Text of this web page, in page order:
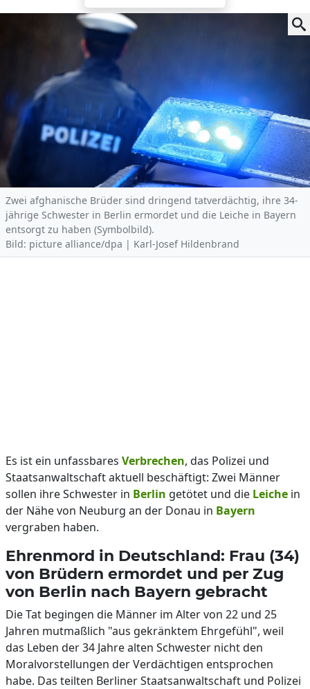
Zwei afghanische Brüder sind dringend tatverdächtig, ihre 34-
jährige Schwester in Berlin ermordet und die Leiche in Bayern
entsorgt zu haben (Symbolbild).
Bild: picture alliance/dpa | Karl-Josef Hildenbrand
Es ist ein unfassbares Verbrechen, das Polizei und
Staatsanwaltschaft aktuell beschäftigt: Zwei Männer
sollen ihre Schwester in Berlin getötet und die Leiche in
der Nähe von Neuburg an der Donau in Bayern
vergraben haben.
Ehrenmord in Deutschland: Frau (34)
von Brüdern ermordet und per Zug
von Berlin nach Bayern gebracht
Die Tat begingen die Männer im Alter von 22 und 25
Jahren mutmaßlich "aus gekränktem Ehrgefühl", weil
das Leben der 34 Jahre alten Schwester nicht den
Moralvorstellungen der Verdächtigen entsprochen
habe. Das teilten Berliner Staatsanwaltschaft und Polizei